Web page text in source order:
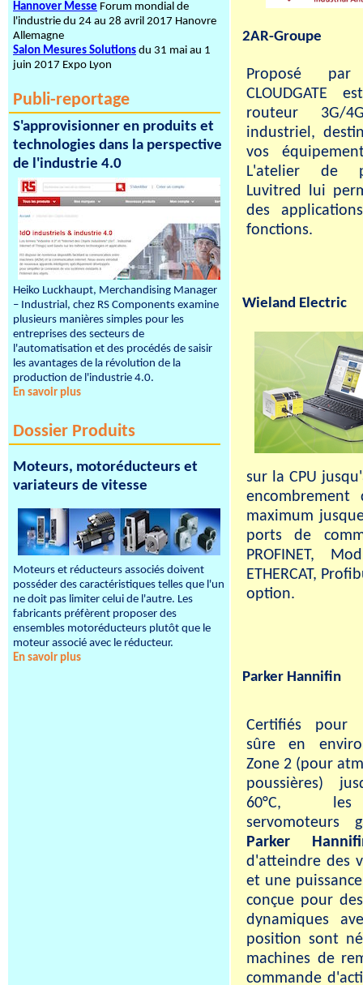
Hannover Messe Forum mondial de
l'industrie du 24 au 28 avril 2017 Hanovre
Allemagne
Salon Mesures Solutions du 31 mai au 1
juin 2017 Expo Lyon
Publi-reportage
S'approvisionner en produits et
technologies dans la perspective
de l'industrie 4.0
Heiko Luckhaupt, Merchandising Manager
– Industrial, chez RS Components examine
plusieurs manières simples pour les
entreprises des secteurs de
l'automatisation et des procédés de saisir
les avantages de la révolution de la
production de l'industrie 4.0.
En savoir plus
Dossier Produits
Moteurs, motoréducteurs et
variateurs de vitesse
Moteurs et réducteurs associés doivent
posséder des caractéristiques telles que l'un
ne doit pas limiter celui de l'autre. Les
fabricants préfèrent proposer des
ensembles motoréducteurs plutôt que le
moteur associé avec le réducteur.
En savoir plus
2AR-Groupe
Proposé
CLOUDGATE
routeur 3G/
industriel,
vos
L'atelier de
Luvitred lui
des
fonctions.
Wieland Electric
sur la CPU
maximum
ports de
PROFINET,
ETHERCAT,
option.
Parker Hannifin
Certifiés pour
sûre en
Zone 2 (pour
poussières)
60°C, les
servomoteurs
Parker
d'atteindre des
et une
conçue pour
dynamiques
position sont
machines de
commande